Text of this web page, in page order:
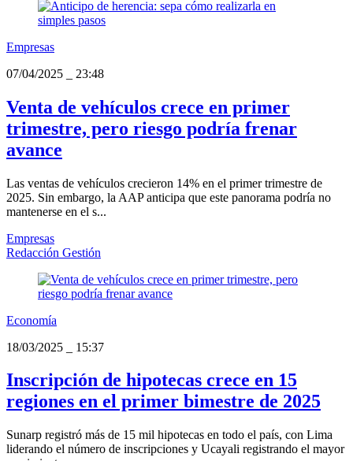
Empresas
07/04/2025
23:48
Venta de vehículos crece en primer
trimestre, pero riesgo podría frenar
avance
Las ventas de vehículos crecieron 14% en el primer trimestre de
2025. Sin embargo, la AAP anticipa que este panorama podría no
mantenerse en el s...
Empresas
Redacción Gestión
Economía
18/03/2025
15:37
Inscripción de hipotecas crece en 15
regiones en el primer bimestre de 2025
Sunarp registró más de 15 mil hipotecas en todo el país, con Lima
liderando el número de inscripciones y Ucayali registrando el mayor